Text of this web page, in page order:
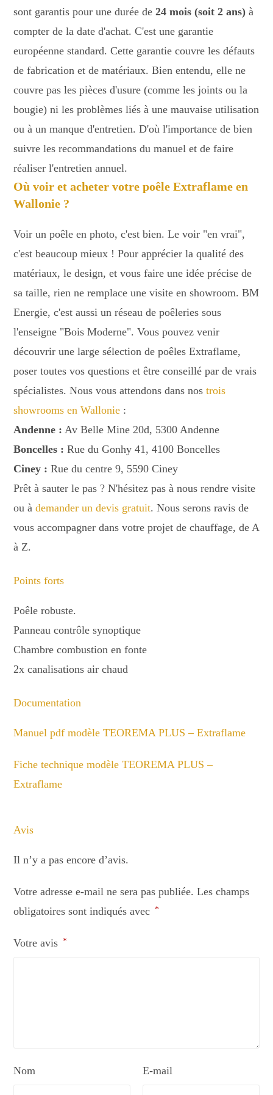
sont garantis pour une durée de24 mois (soit 2 ans) à
compter de la date d'achat. C'est une garantie
européenne standard. Cette garantie couvre les défauts
de fabrication et de matériaux. Bien entendu, elle ne
couvre pas les pièces d'usure (comme les joints ou la
bougie) ni les problèmes liés à une mauvaise utilisation
ou à un manque d'entretien. D'où l'importance de bien
suivre les recommandations du manuel et de faire
réaliser l'entretien annuel.
Où voir et acheter votre poêle Extraflame en
Wallonie ?
Voir un poêle en photo, c'est bien. Le voir "en vrai",
c'est beaucoup mieux ! Pour apprécier la qualité des
matériaux, le design, et vous faire une idée précise de
sa taille, rien ne remplace une visite en showroom. BM
Energie, c'est aussi un réseau de poêleries sous
l'enseigne "Bois Moderne". Vous pouvez venir
découvrir une large sélection de poêles Extraflame,
poser toutes vos questions et être conseillé par de vrais
spécialistes. Nous vous attendons dans nostrois
showrooms en Wallonie :
Andenne : Av Belle Mine 20d, 5300 Andenne
Boncelles : Rue du Gonhy 41, 4100 Boncelles
Ciney : Rue du centre 9, 5590 Ciney
Prêt à sauter le pas ? N'hésitez pas à nous rendre visite
ou àdemander un devis gratuit. Nous serons ravis de
vous accompagner dans votre projet de chauffage, de A
à Z.
Points forts
Poêle robuste.
Panneau contrôle synoptique
Chambre combustion en fonte
2x canalisations air chaud
Documentation
Manuel pdf modèle TEOREMA PLUS – Extraflame
Fiche technique modèle TEOREMA PLUS –
Extraflame
Avis
Il n’y a pas encore d’avis.
Votre adresse e-mail ne sera pas publiée. Les champs
obligatoires sont indiqués avec *
Votre avis *
Nom E-mail